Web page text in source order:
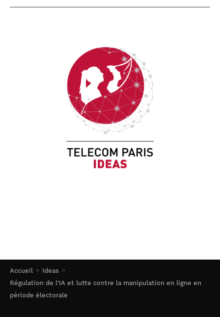
Accueil
Ideas
Régulation de l’IA et lutte contre la manipulation en ligne en
période électorale